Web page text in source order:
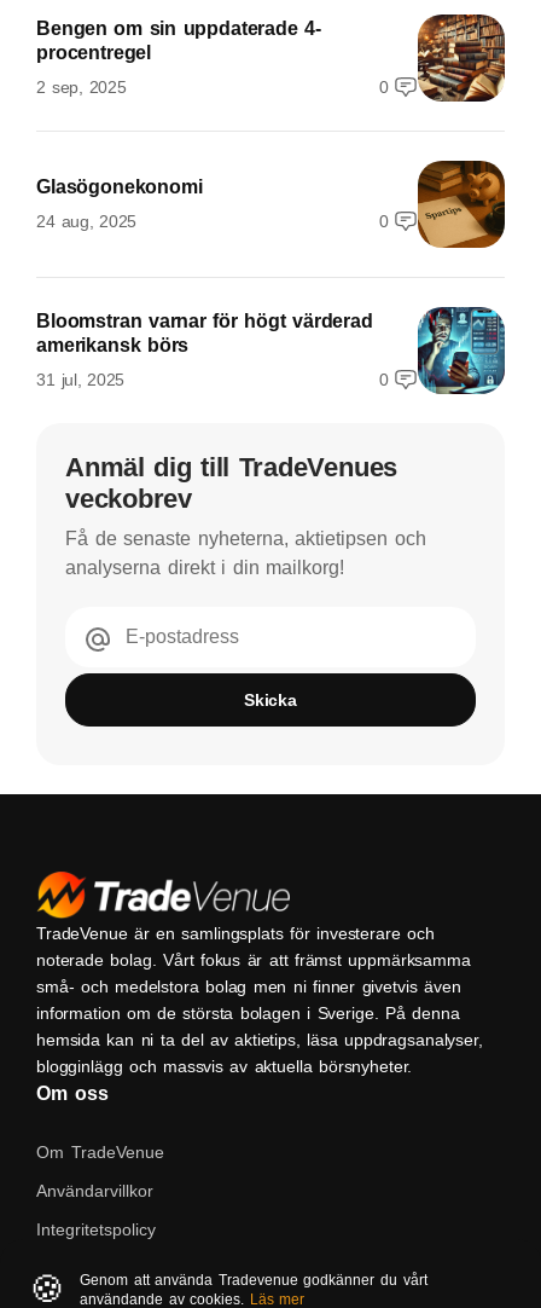
Bengen om sin uppdaterade 4-
procentregel
2 sep, 2025 0
Glasögonekonomi
24 aug, 2025 0
Bloomstran varnar för högt värderad
amerikansk börs
31 jul, 2025 0
Anmäl dig till TradeVenues
veckobrev
Få de senaste nyheterna, aktietipsen och
analyserna direkt i din mailkorg!
E-postadress
Skicka
TradeVenue är en samlingsplats för investerare och
noterade bolag. Vårt fokus är att främst uppmärksamma
små- och medelstora bolag men ni finner givetvis även
information om de största bolagen i Sverige. På denna
hemsida kan ni ta del av aktietips, läsa uppdragsanalyser,
blogginlägg och massvis av aktuella börsnyheter.
Om oss
Om TradeVenue
Användarvillkor
Integritetspolicy
🍪
Genom att använda Tradevenue godkänner du vårt
användande av cookies. Läs mer